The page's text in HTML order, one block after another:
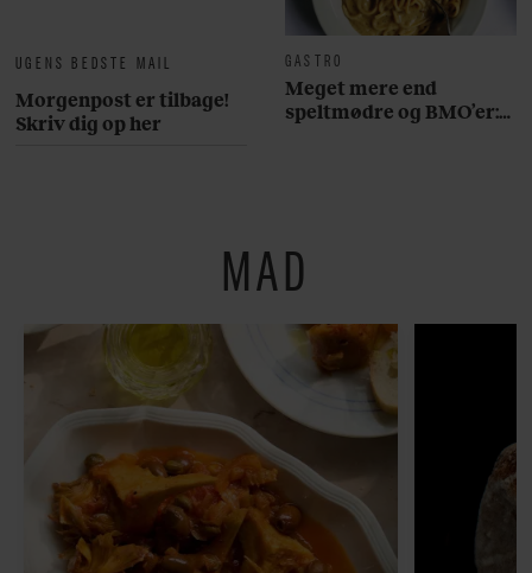
UGENS BEDSTE MAIL
Morgenpost er tilbage!
Skriv dig op her
GASTRO
Meget mere end
speltmødre og BMO’er:
MAD